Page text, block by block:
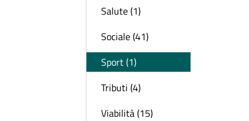
Salute (1)
Sociale (41)
Sport (1)
Tributi (4)
Viabilità (15)